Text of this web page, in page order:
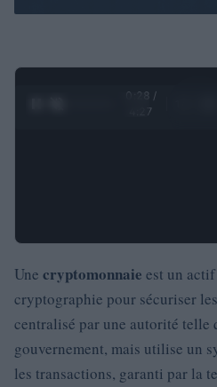
0:29 /
4:27
Une cryptomonnaie est un
cryptographie pour sécuriser
centralisé par une autorité telle
gouvernement, mais utilise un
les transactions, garanti par la